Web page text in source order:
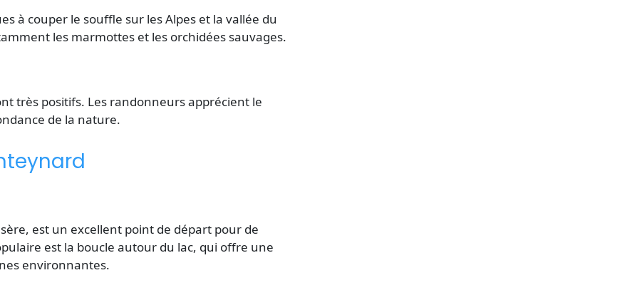
à couper le souffle sur les Alpes et la vallée du
les marmottes et les orchidées sauvages.
très positifs. Les randonneurs apprécient le
de la nature.
est un excellent point de départ pour de
est la boucle autour du lac, qui offre une
environnantes.